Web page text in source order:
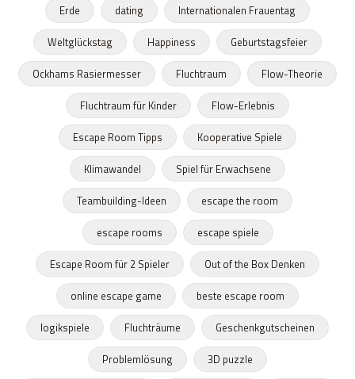
Erde
dating
Internationalen Frauentag
Weltglückstag
Happiness
Geburtstagsfeier
Ockhams Rasiermesser
Fluchtraum
Flow-Theorie
Fluchtraum für Kinder
Flow-Erlebnis
Escape Room Tipps
Kooperative Spiele
Klimawandel
Spiel für Erwachsene
Teambuilding-Ideen
escape the room
escape rooms
escape spiele
Escape Room für 2 Spieler
Out of the Box Denken
online escape game
beste escape room
logikspiele
Fluchträume
Geschenkgutscheinen
Problemlösung
3D puzzle